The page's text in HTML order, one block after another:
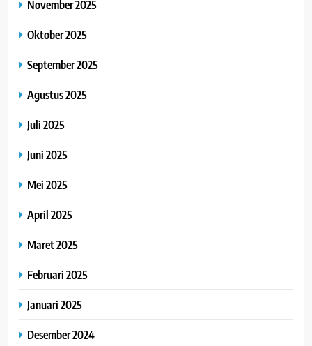
November 2025
Oktober 2025
September 2025
Agustus 2025
Juli 2025
Juni 2025
Mei 2025
April 2025
Maret 2025
Februari 2025
Januari 2025
Desember 2024